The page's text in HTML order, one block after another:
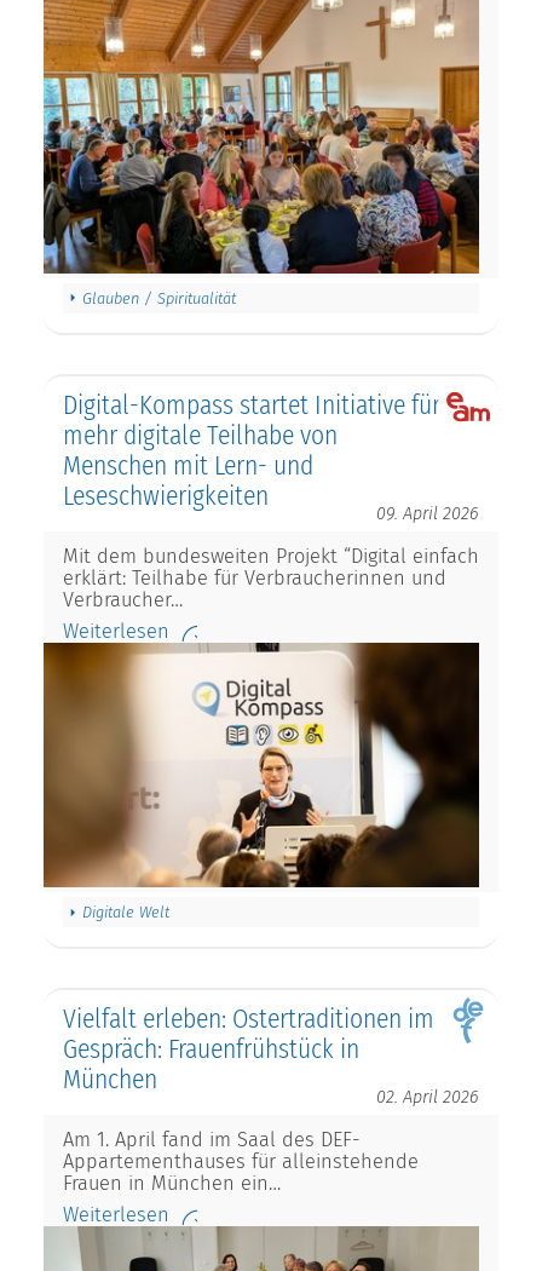
Glauben / Spiritualität
Digital-Kompass startet Initiative für
mehr digitale Teilhabe von
Menschen mit Lern- und
Leseschwierigkeiten
09. April 2026
Mit dem bundesweiten Projekt “Digital einfach
erklärt: Teilhabe für Verbraucherinnen und
Verbraucher…
Weiterlesen
Digitale Welt
Vielfalt erleben: Ostertraditionen im
Gespräch: Frauenfrühstück in
München
02. April 2026
Am 1. April fand im Saal des DEF-
Appartementhauses für alleinstehende
Frauen in München ein…
Weiterlesen